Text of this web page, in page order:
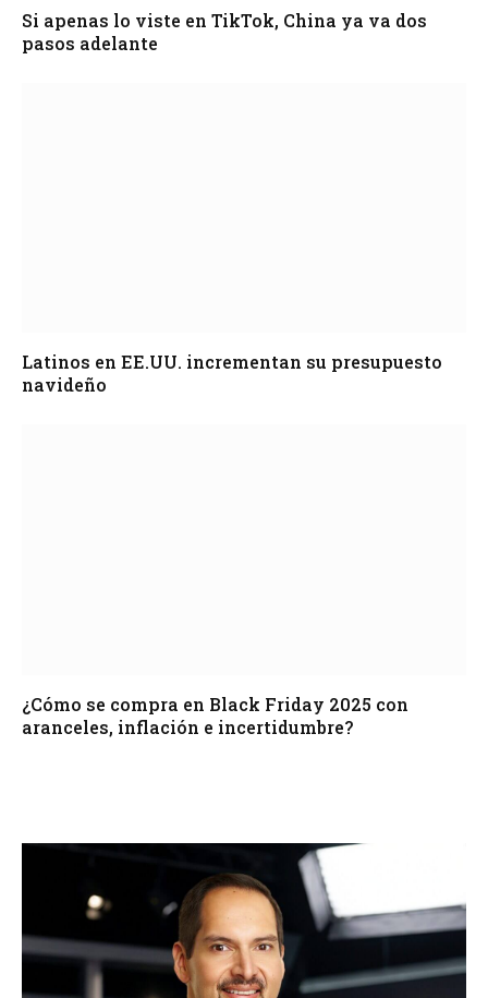
Si apenas lo viste en TikTok, China ya va dos
pasos adelante
Latinos en EE.UU. incrementan su presupuesto
navideño
¿Cómo se compra en Black Friday 2025 con
aranceles, inflación e incertidumbre?